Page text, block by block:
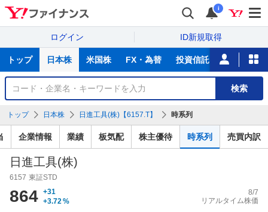
i
ログイン ID新規取得
サ
トップ 日本株 米国株 FX・為替 投資信託 ニュース
銘
検
検索
トップ 日本株 日進工具(株)【6157.T】 時系列
企業情報 業績 板気配 株主優待 時系列 売買内訳
日進工具(株)
6157 東証STD
864 +31
+3.72 %
8/7
リアルタイム株価